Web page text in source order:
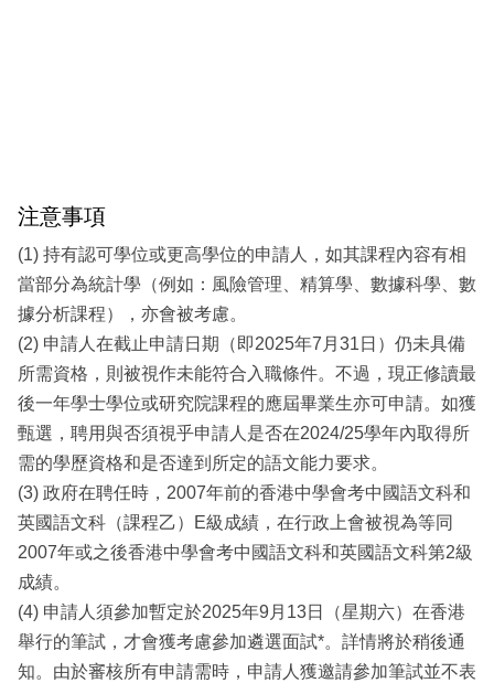
注意事項
(1) 持有認可學位或更高學位的申請人，如其課程內容有相
當部分為統計學（例如：風險管理、精算學、數據科學、數
據分析課程），亦會被考慮。
(2) 申請人在截止申請日期（即2025年7月31日）仍未具備
所需資格，則被視作未能符合入職條件。不過，現正修讀最
後一年學士學位或研究院課程的應屆畢業生亦可申請。如獲
甄選，聘用與否須視乎申請人是否在2024/25學年內取得所
需的學歷資格和是否達到所定的語文能力要求。
(3) 政府在聘任時，2007年前的香港中學會考中國語文科和
英國語文科（課程乙）E級成績，在行政上會被視為等同
2007年或之後香港中學會考中國語文科和英國語文科第2級
成績。
(4) 申請人須參加暫定於2025年9月13日（星期六）在香港
舉行的筆試，才會獲考慮參加遴選面試*。詳情將於稍後通
知。由於審核所有申請需時，申請人獲邀請參加筆試並不表